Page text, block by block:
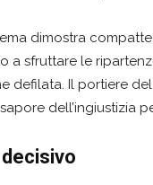
dimostra
sfruttare le
defilata. Il portiere
dell’ingiustizia